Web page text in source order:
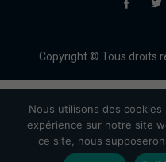
Copyright © Tous droits
Nous utilisons des
expérience sur notre site
ce site, nous